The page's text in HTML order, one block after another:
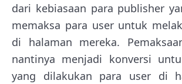
dari kebiasaan para publisher
memaksa para user untuk
di halaman mereka.
nantinya menjadi konversi
yang dilakukan para user di